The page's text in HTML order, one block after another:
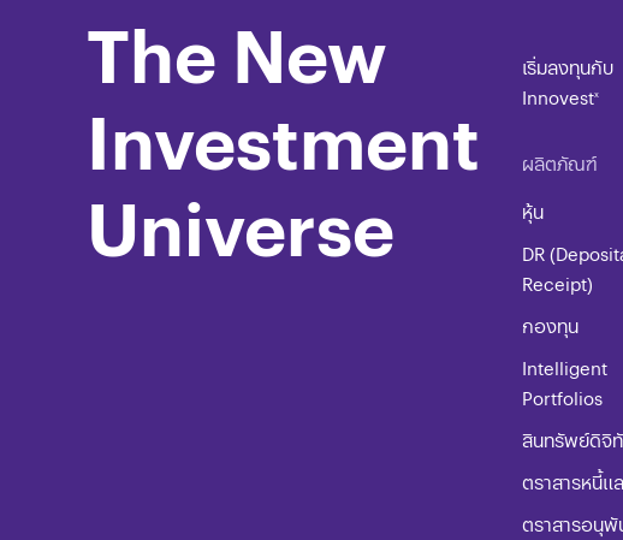
The New
Investment
Universe
เริ่มลงทุนกับ
Innovestx
ผลิตภัณฑ์
หุ้น
DR
Receipt)
กองทุน
Intelligent
Portfolios
สินทรัพย์ดิจิ
ตราสารหนี้แ
ตราสารอนุพั